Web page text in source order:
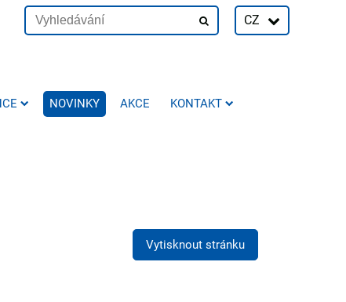
CZ
NOVINKY AKCE KONTAKT
Vytisknout stránku